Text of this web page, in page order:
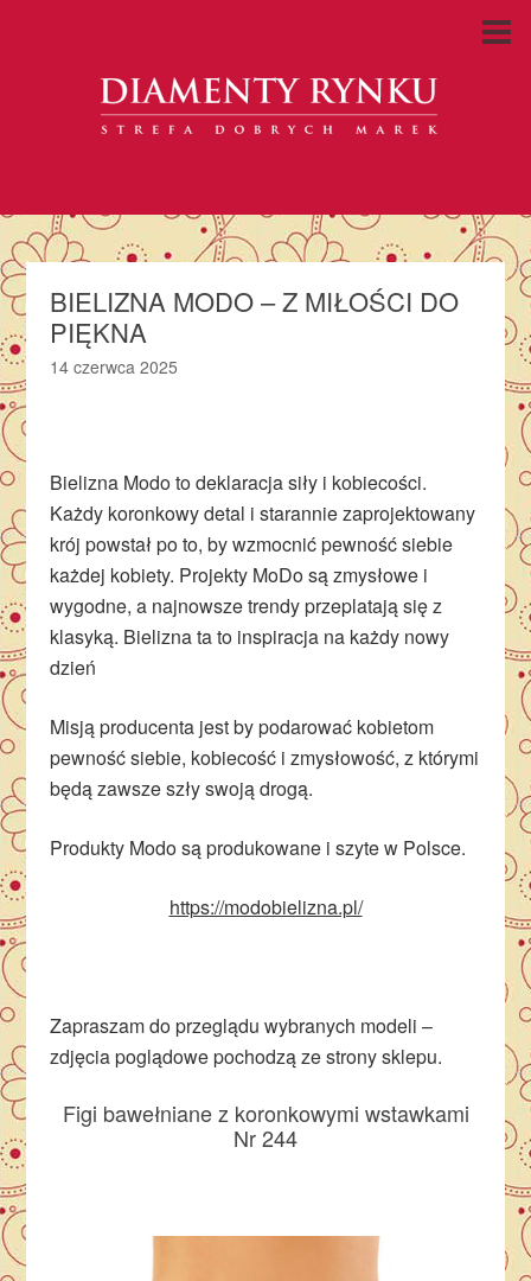
BIELIZNA MODO – Z MIŁOŚCI DO
PIĘKNA
14 czerwca 2025
Bielizna Modo to deklaracja siły i kobiecości.
Każdy koronkowy detal i starannie zaprojektowany
krój powstał po to, by wzmocnić pewność siebie
każdej kobiety. Projekty MoDo są zmysłowe i
wygodne, a najnowsze trendy przeplatają się z
klasyką. Bielizna ta to inspiracja na każdy nowy
dzień
Misją producenta jest by podarować kobietom
pewność siebie, kobiecość i zmysłowość, z którymi
będą zawsze szły swoją drogą.
Produkty Modo są produkowane i szyte w Polsce.
https://modobielizna.pl/
Zapraszam do przeglądu wybranych modeli –
zdjęcia poglądowe pochodzą ze strony sklepu.
Figi bawełniane z koronkowymi wstawkami
Nr 244